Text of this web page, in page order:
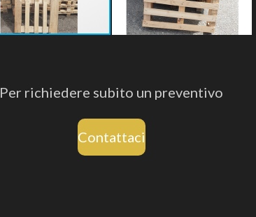
Per richiedere subito un preventivo
Contattaci